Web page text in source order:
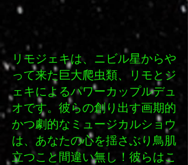
リモジェキは、ニビル星からや
って来た巨大爬虫類、リモとジ
ェキによるパワーカップルデュ
オです。彼らの創り出す画期的
かつ劇的なミュージカルショウ
は、あなたの心を揺さぶり鳥肌
立つこと間違い無し！彼らはこ